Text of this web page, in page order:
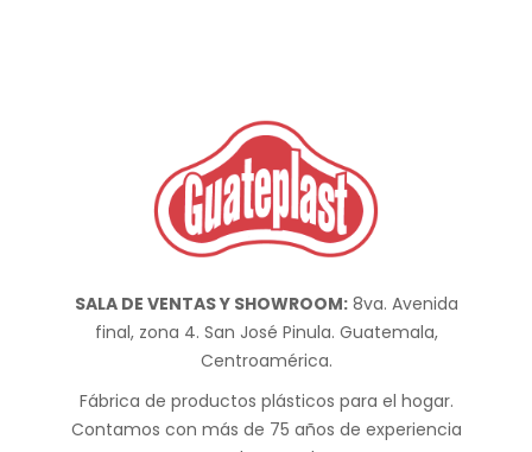
SALA DE VENTAS Y SHOWROOM:8va. Avenida
final, zona 4. San José Pinula. Guatemala,
Centroamérica.
Fábrica de productos plásticos para el hogar.
Contamos con más de 75 años de experiencia